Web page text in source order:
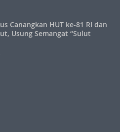
Canangkan HUT ke-81 RI dan
Usung Semangat “Sulut